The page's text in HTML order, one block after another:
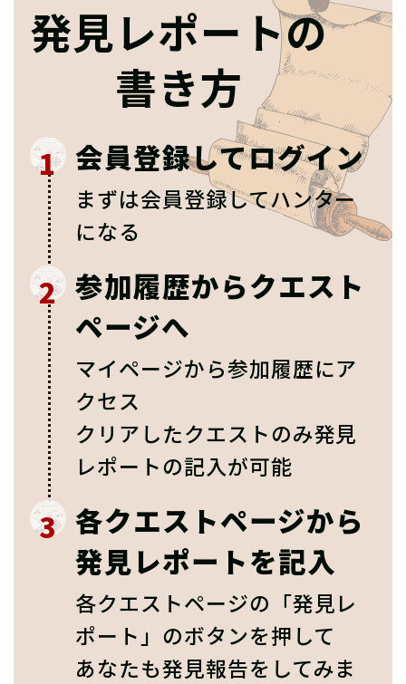
発見レポートの
書き方
1 会員登録してログイン
まずは会員登録してハンター
になる
2 参加履歴からクエスト
ページへ
マイページから参加履歴にア
クセス
クリアしたクエストのみ発見
レポートの記入が可能
3 各クエストページから
発見レポートを記入
各クエストページの「発見レ
ポート」のボタンを押して
あなたも発見報告をしてみま